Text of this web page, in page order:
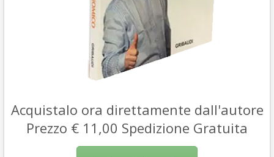
Acquistalo ora direttamente dall'autore
Prezzo € 11,00 Spedizione Gratuita